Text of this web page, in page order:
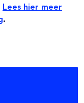
Lees hier meer
.